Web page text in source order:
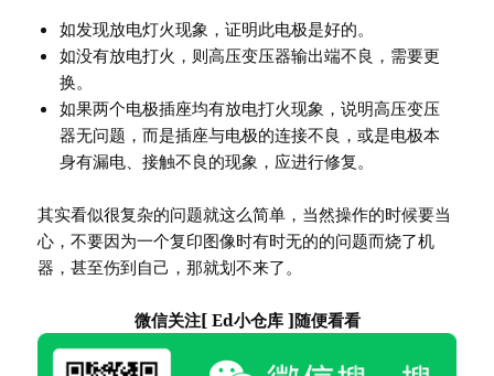
如发现放电灯火现象，证明此电极是好的。
如没有放电打火，则高压变压器输出端不良，需要更
换。
如果两个电极插座均有放电打火现象，说明高压变压
器无问题，而是插座与电极的连接不良，或是电极本
身有漏电、接触不良的现象，应进行修复。
其实看似很复杂的问题就这么简单，当然操作的时候要当
心，不要因为一个复印图像时有时无的的问题而烧了机
器，甚至伤到自己，那就划不来了。
微信关注[ Ed小仓库 ]随便看看